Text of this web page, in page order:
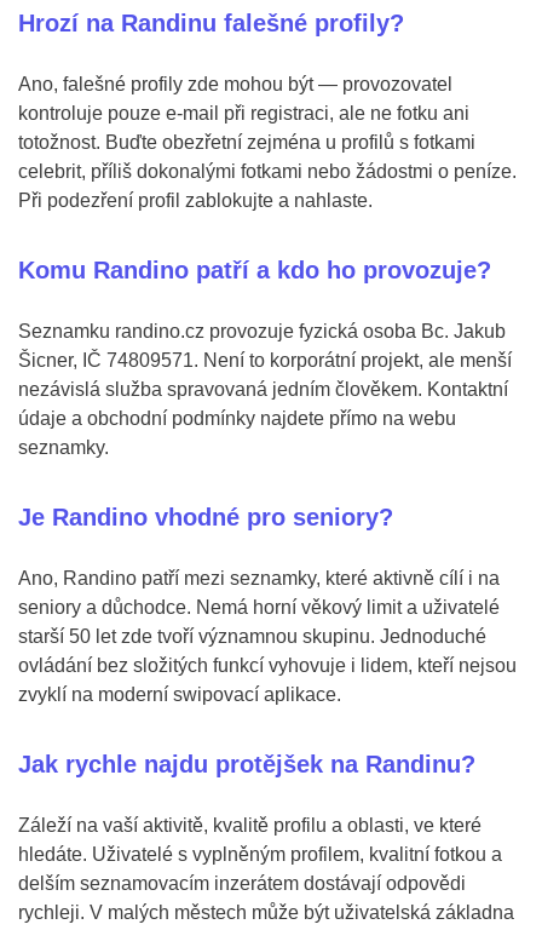
Hrozí na Randinu falešné profily?
Ano, falešné profily zde mohou být — provozovatel
kontroluje pouze e-mail při registraci, ale ne fotku ani
totožnost. Buďte obezřetní zejména u profilů s fotkami
celebrit, příliš dokonalými fotkami nebo žádostmi o peníze.
Při podezření profil zablokujte a nahlaste.
Komu Randino patří a kdo ho provozuje?
Seznamku randino.cz provozuje fyzická osoba Bc. Jakub
Šicner, IČ 74809571. Není to korporátní projekt, ale menší
nezávislá služba spravovaná jedním člověkem. Kontaktní
údaje a obchodní podmínky najdete přímo na webu
seznamky.
Je Randino vhodné pro seniory?
Ano, Randino patří mezi seznamky, které aktivně cílí i na
seniory a důchodce. Nemá horní věkový limit a uživatelé
starší 50 let zde tvoří významnou skupinu. Jednoduché
ovládání bez složitých funkcí vyhovuje i lidem, kteří nejsou
zvyklí na moderní swipovací aplikace.
Jak rychle najdu protějšek na Randinu?
Záleží na vaší aktivitě, kvalitě profilu a oblasti, ve které
hledáte. Uživatelé s vyplněným profilem, kvalitní fotkou a
delším seznamovacím inzerátem dostávají odpovědi
rychleji. V malých městech může být uživatelská základna